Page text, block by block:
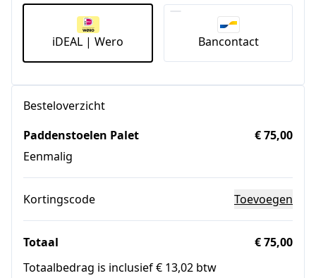
iDEAL | Wero Bancontact
Besteloverzicht
Paddenstoelen Palet
Eenmalig
€ 75,00
Kortingscode Toevoegen
Totaal
€ 75,00
Totaalbedrag is inclusief € 13,02 btw